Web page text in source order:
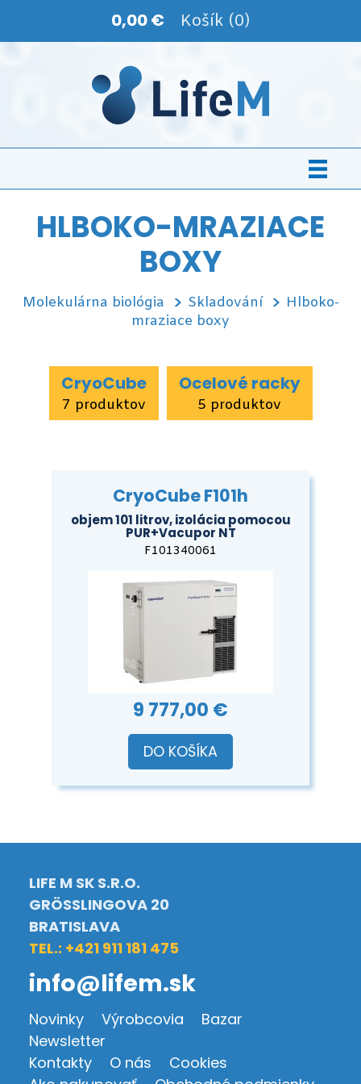
0,00 € Košík (0)
HLBOKO-MRAZIACE
BOXY
Molekulárna biológia Skladování
Hlboko-
mraziace boxy
CryoCube
7 produktov
Ocelové racky
5 produktov
CryoCube F101h
objem 101 litrov, izolácia pomocou
PUR+Vacupor NT
F101340061
9 777,00 €
DO KOŠÍKA
LIFE M SK S.R.O.
GRÖSSLINGOVA 20
BRATISLAVA
TEL.: +421 911 181 475
info@lifem.sk
Novinky Výrobcovia
Bazar
Newsletter
Kontakty
O nás
Cookies